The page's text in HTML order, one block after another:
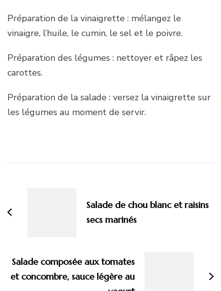
Préparation de la vinaigrette : mélangez le
vinaigre, l’huile, le cumin, le sel et le poivre.
Préparation des légumes : nettoyer et râpez les
carottes.
Préparation de la salade : versez la vinaigrette sur
les légumes au moment de servir.
Salade de chou blanc et raisins
secs marinés
Salade composée aux tomates
et concombre, sauce légère au